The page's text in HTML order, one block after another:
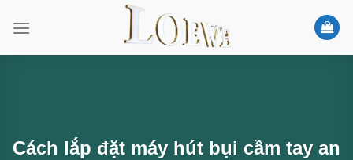
Cách lắp đặt máy hút bụi cầm tay an